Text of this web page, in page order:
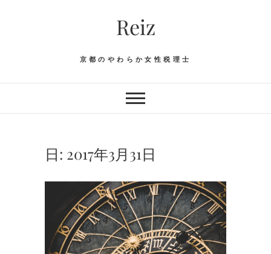
Reiz
京都のやわらか女性税理士
日: 2017年3月31日